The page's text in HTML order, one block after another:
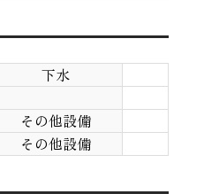
下水
その他設備
その他設備